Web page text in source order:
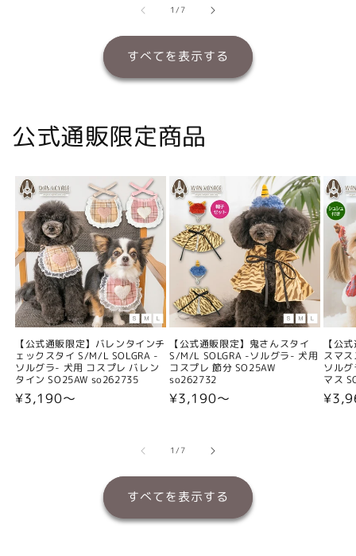
格
1/の
7
すべてを表示する
公式通販限定商品
【公式通販限定】バレンタインチ
ェックスタイ S/M/L SOLGRA -
ソルグラ- 犬用 コスプレ バレン
タイン SO25AW so262735
通
¥3,190〜
【公式通販限定】鬼さんスタイ
S/M/L SOLGRA -ソルグラ- 犬用
コスプレ 節分 SO25AW
so262732
通
格
¥3,190〜
【公
スマ
ソル
マス
通
1/の
7
すべてを表示する